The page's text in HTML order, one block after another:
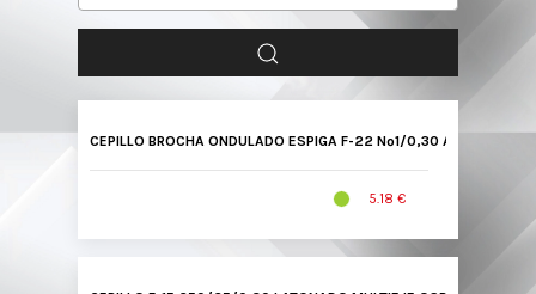
CEPILLO BROCHA ONDULADO ESPIGA F-22 Nº1/0,30 ACERO
5.18 €